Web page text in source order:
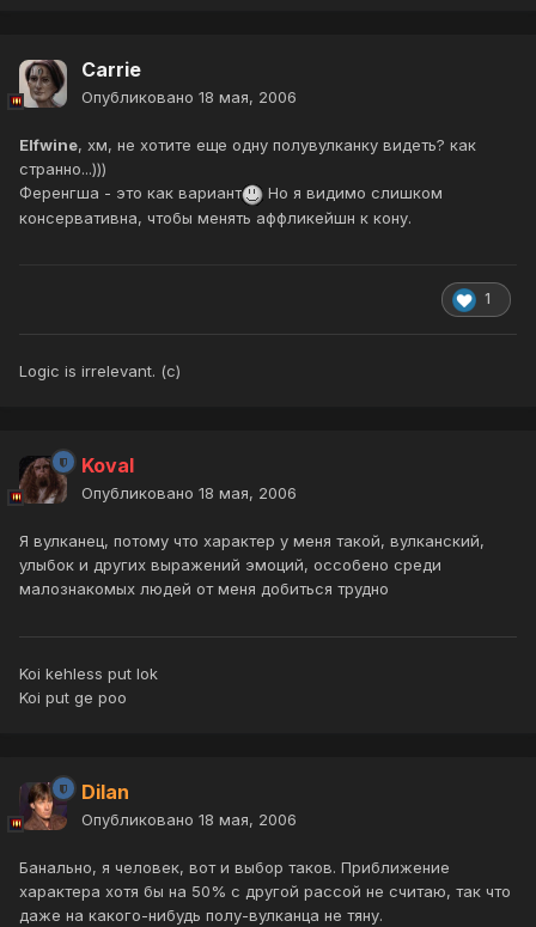
Carrie
Опубликовано 18 мая, 2006
Elfwine, хм, не хотите еще одну полувулканку видеть? как
странно...)))
Ференгша - это как вариант
Но я видимо слишком
консервативна, чтобы менять аффликейшн к кону.
1
Logic is irrelevant. (с)
Koval
Опубликовано 18 мая, 2006
Я вулканец, потому что характер у меня такой, вулканский,
улыбок и других выражений эмоций, оссобено среди
малознакомых людей от меня добиться трудно
Koi kehless put lok
Koi put ge poo
Dilan
Опубликовано 18 мая, 2006
Банально, я человек, вот и выбор таков. Приближение
характера хотя бы на 50% с другой рассой не считаю, так что
даже на какого-нибудь полу-вулканца не тяну.